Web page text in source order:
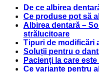
De ce albirea
Ce produse pot să
Albirea dentară –
strălucitoare
Tipuri de modificări
Soluții pentru o
Pacienți la care
Ce variante pentru